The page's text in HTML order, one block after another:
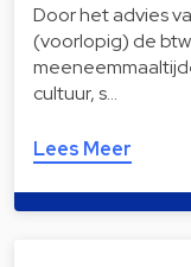
Door het advies
(voorlopig) de
cultuur, s…
Lees Meer